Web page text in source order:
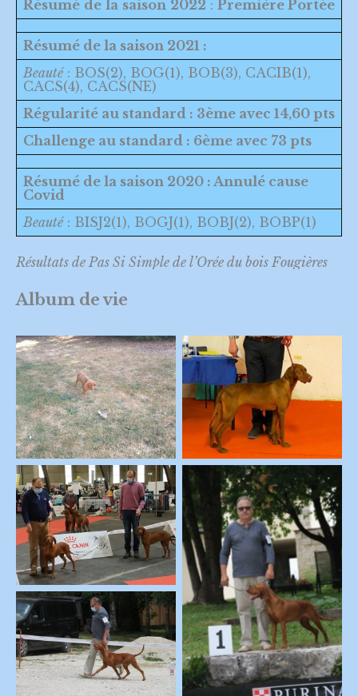
Résumé de la saison 2022 : Première Portée
Résumé de la saison 2021 :
Beauté: BOS(2), BOG(1), BOB(3), CACIB(1),
CACS(4), CACS(NE)
Régularité au standard : 3ème avec 14,60 pts
Challenge au standard : 6ème avec 73 pts
Résumé de la saison 2020 : Annulé cause
Covid
Beauté: BISJ2(1), BOGJ(1), BOBJ(2), BOBP(1)
Résultats de Pas Si Simple de l’Orée du bois Fougières
Album de vie
2019-Pas si smple-Le
volant
2020-Pas si simple-
Périgueux
2020-Pas si simple-
Poitiers
2021-Pas si
simple_CACS-
NE2021
2021-Pas si
simple_Ring-NE2021